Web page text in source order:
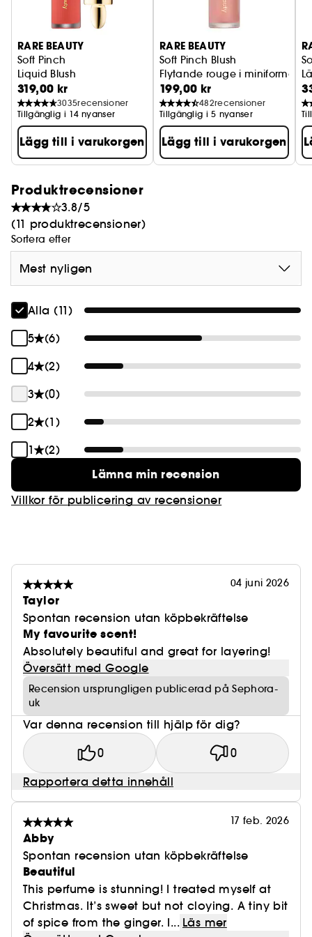
RARE BEAUTY
Soft Pinch
Liquid Blush
319,00 kr
3035recensioner
Tillgänglig i 14 nyanser
Lägg till i varukorgen
RARE BEAUTY
Soft Pinch Blush
Flytande rouge i miniformat
199,00 kr
482recensioner
Tillgänglig i 5 nyanser
Lägg till i varukorgen
Produktrecensioner
3.8/5
(11 produktrecensioner)
Sortera efter
Mest nyligen
Alla (11)
5
(6)
4
(2)
3
(0)
2
(1)
1
(2)
Lämna min recension
Villkor för publicering av recensioner
04 juni 2026
Taylor
Spontan recension utan köpbekräftelse
My favourite scent!
Absolutely beautiful and great for layering!
Översätt med Google
Recension ursprungligen publicerad på Sephora-
uk
Var denna recension till hjälp för dig?
0 0
Rapportera detta innehåll
17 feb. 2026
Abby
Spontan recension utan köpbekräftelse
Beautiful
This perfume is stunning! I treated myself at
Christmas. It’s sweet but not cloying. A tiny bit
of spice from the ginger. I... Läs mer